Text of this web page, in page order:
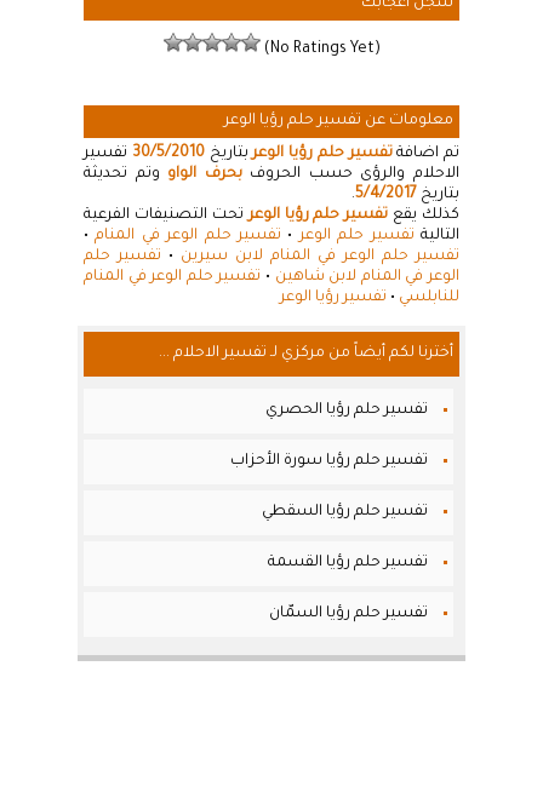
سجل اعجابك
(No Ratings Yet)
معلومات عن تفسير حلم رؤيا الوعر
تم اضافةتفسير حلم رؤيا الوعربتاريخ30/5/2010 تفسير
الاحلام والرؤى حسب الحروفبحرف الواو وتم تحديثة
بتاريخ 5/4/2017
.
كذلك يقع تفسير حلم رؤيا الوعرتحت التصنيفات الفرعية
التالية تفسير حلم الوعر• تفسير حلم الوعر في المنام•
تفسير حلم الوعر في المنام لابن سيرين • تفسير حلم
الوعر في المنام لابن شاهين • تفسير حلم الوعر في المنام
للنابلسي • تفسير رؤيا الوعر
أخترنا لكم أيضاً من مركزي لـ تفسير الاحلام ...
تفسير حلم رؤيا الحصري
تفسير حلم رؤيا سورة الأحزاب
تفسير حلم رؤيا السقطي
تفسير حلم رؤيا القسمة
تفسير حلم رؤيا السمّان